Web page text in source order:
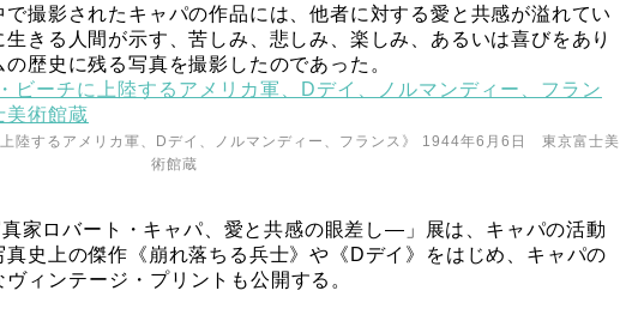
撮影されたキャパの作品には、他者に対する愛と共感が溢れてい
きる人間が示す、苦しみ、悲しみ、楽しみ、あるいは喜びをあり
歴史に残る写真を撮影したのであった。
陸するアメリカ軍、Dデイ、ノルマンディー、フランス》 1944年6月6日 東京富士美
術館蔵
家ロバート・キャパ、愛と共感の眼差し—」展は、キャパの活動
史上の傑作《崩れ落ちる兵士》や《Dデイ》をはじめ、キャパの
ヴィンテージ ・プリントも公開する。